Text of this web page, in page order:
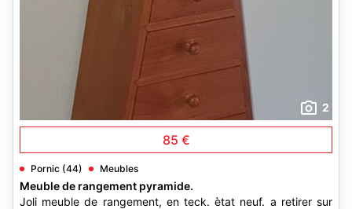
2
85 €
Pornic (44) Meubles
Meuble de rangement pyramide.
Joli meuble de rangement, en teck. ètat neuf. a retirer sur